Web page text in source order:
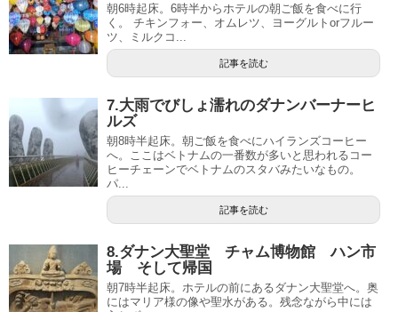
朝6時起床。6時半からホテルの朝ご飯を食べに行
く。 チキンフォー、オムレツ、ヨーグルトorフルー
ツ、ミルクコ...
記事を読む
7.大雨でびしょ濡れのダナンバーナーヒ
ルズ
朝8時半起床。朝ご飯を食べにハイランズコーヒー
へ。ここはベトナムの一番数が多いと思われるコー
ヒーチェーンでベトナムのスタバみたいなもの。
パ...
記事を読む
8.ダナン大聖堂 チャム博物館 ハン市
場 そして帰国
朝7時半起床。ホテルの前にあるダナン大聖堂へ。奥
にはマリア様の像や聖水がある。残念ながら中には